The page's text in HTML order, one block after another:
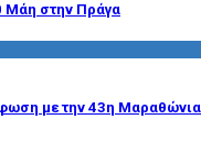
Μάη στην Πράγα
με την 43η